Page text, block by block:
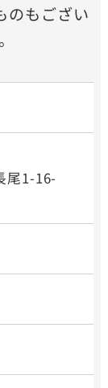
のもござい
尾1-16-